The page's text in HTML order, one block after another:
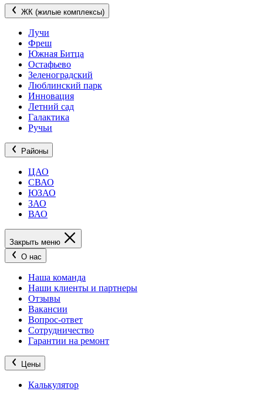
ЖК (жилые комплексы)
Лучи
Фреш
Южная Битца
Остафьево
Зеленоградский
Люблинский парк
Инновация
Летний сад
Галактика
Ручьи
Районы
ЦАО
СВАО
ЮЗАО
ЗАО
ВАО
Закрыть меню
О нас
Наша команда
Наши клиенты и партнеры
Отзывы
Вакансии
Вопрос-ответ
Сотрудничество
Гарантии на ремонт
Цены
Калькулятор